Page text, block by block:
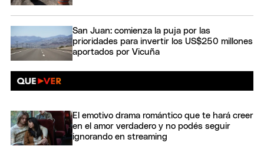
San Juan: comienza la puja por las
prioridades para invertir los US$250 millones
aportados por Vicuña
El emotivo drama romántico que te hará creer
en el amor verdadero y no podés seguir
ignorando en streaming